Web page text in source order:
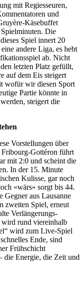
mit Regiesseuren,
und
Käsebuffet
Die
Spiel innert 20
andere Liga, es hebt
ab. Nicht
letzten Platz gefüllt,
auf dem Eis steigert
wofür wir diesen Sport
Partie könnte in
steigert die
Vorstellungen über
Fribourg-Gottéron führt
mit 2:0 und scheint die
In der 15. Minute
Kulisse, gar noch
«wärs» sorgt bis 44.
Gegner aus Lausanne
zweiten Spiel, erneut
Verlängerungs-
wird rund viereinhalb
wird zum Live-Spiel
Ende, sind
Frühschicht
die Energie, die Zeit und